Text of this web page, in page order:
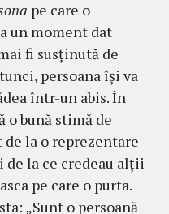
pe care o
un moment dat
fi susținută de
persoana își va
într-un abis. În
o bună stimă de
de la o reprezentare
la ce credeau alţii
pe care o purta.
„Sunt o persoană